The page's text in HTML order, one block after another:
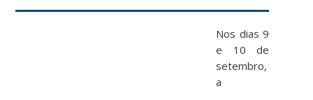
Nos dias 9
e 10 de
setembro,
a